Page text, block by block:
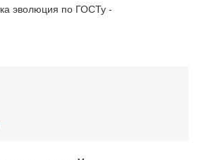
эволюция по ГОСТу -